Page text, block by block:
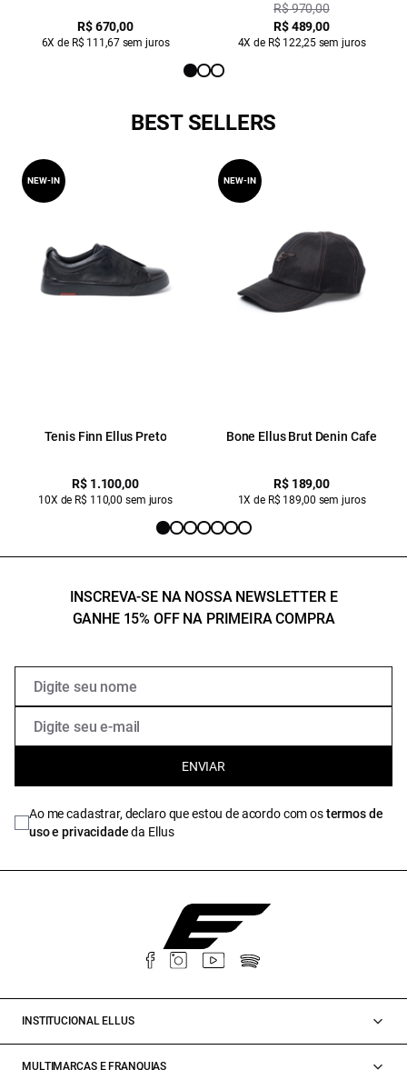
R$ 670,00
6X de R$ 111,67 sem juros
R$ 970,00
R$ 489,00
4X de R$ 122,25 sem juros
BEST SELLERS
Tenis Finn Ellus Preto
R$ 1.100,00
10X de R$ 110,00 sem juros
NEW-IN
Bone Ellus Brut Denin Cafe
R$ 189,00
1X de R$ 189,00 sem juros
NEW-IN
INSCREVA-SE NA NOSSA NEWSLETTER E
GANHE 15% OFF NA PRIMEIRA COMPRA
ENVIAR
Ao me cadastrar, declaro que estou de acordo com ostermos de
uso e privacidadeda Ellus
INSTITUCIONAL ELLUS
MULTIMARCAS E FRANQUIAS